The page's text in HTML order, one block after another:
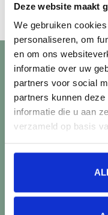
Deze website maakt
We gebruiken
personaliseren, om
en om ons
informatie over uw
partners voor social
partners kunnen
informatie die u aan
verzameld op basis
Toevoegen aan